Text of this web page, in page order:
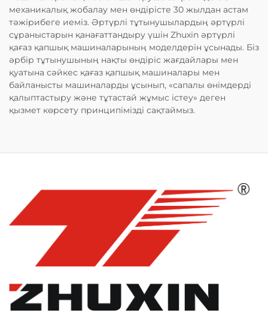
механикалық жобалау мен өндірісте 30 жылдан астам
тәжірибеге иеміз. Әртүрлі тұтынушылардың әртүрлі
сұраныстарын қанағаттандыру үшін Zhuxin әртүрлі
қағаз қапшық машиналарының моделдерін ұсынады. Біз
әрбір тұтынушының нақты өндіріс жағдайлары мен
қуатына сәйкес қағаз қапшық машиналары мен
байланысты машиналарды ұсынып, «сапалы өнімдерді
қалыптастыру және тұтастай жұмыс істеу» деген
қызмет көрсету принципімізді сақтаймыз.